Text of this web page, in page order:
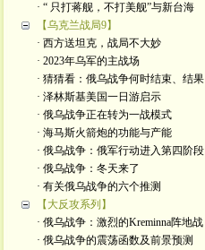
· “ 只打蒋舰，不打美舰”与新台海
【乌克兰战局9】
· 西方送坦克，战局不大妙
· 2023年乌军的主战场
· 猜猜看：俄乌战争何时结束、结果
· 泽林斯基美国一日游启示
· 俄乌战争正在转为一战模式
· 海马斯火箭炮的功能与产能
· 俄乌战争：俄军行动进入第四阶段
· 俄乌战争：冬天来了
· 有关俄乌战争的六个推测
【大反攻系列】
· 俄乌战争：激烈的Kreminna阵地战
· 俄乌战争的震荡函数及前景预测